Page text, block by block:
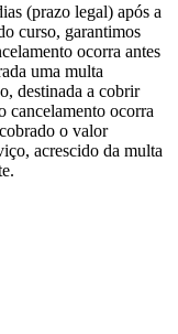
(prazo legal) após a
curso, garantimos
ocorra antes
uma multa
destinada a cobrir
cancelamento ocorra
o valor
acrescido da multa